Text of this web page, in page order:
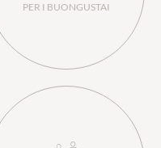
PER I BUONGUSTAI